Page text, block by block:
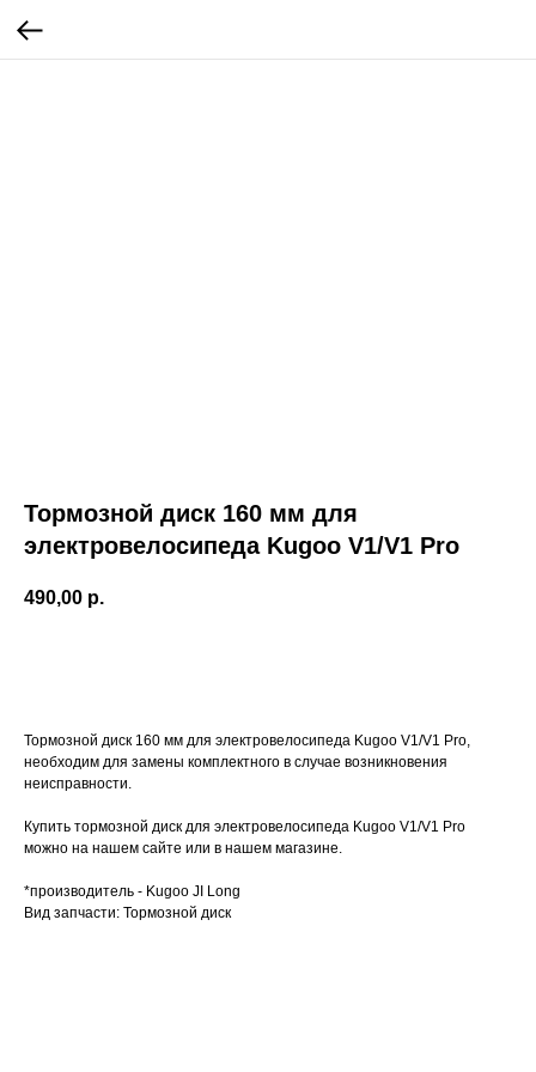
Тормозной диск 160 мм для
электровелосипеда Kugoo V1/V1 Pro
490,00 р.
Тормозной диск 160 мм для электровелосипеда Kugoo V1/V1 Pro,
необходим для замены комплектного в случае возникновения
неисправности.
Купить тормозной диск для электровелосипеда Kugoo V1/V1 Pro
можно на нашем сайте или в нашем магазине.
*производитель - Kugoo JI Long
Вид запчасти: Тормозной диск